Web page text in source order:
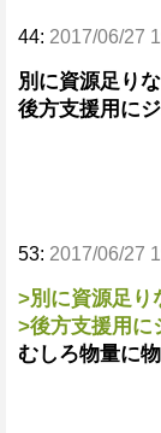
44: 2017/06/27
別に資源足り
後方支援用に
53: 2017/06/27
>別に資源足り
>後方支援用に
むしろ物量に